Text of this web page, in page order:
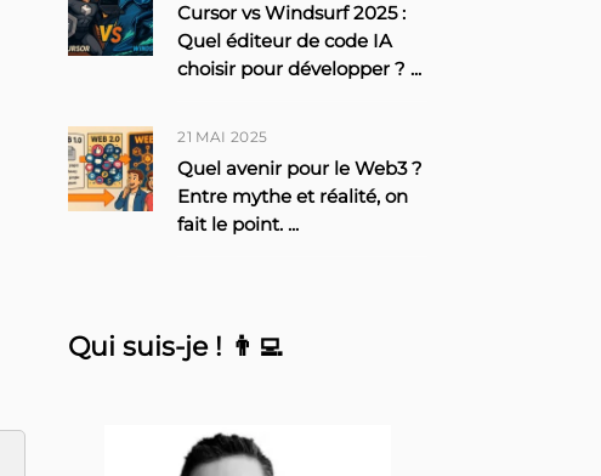
Cursor vs Windsurf 2025 :
Quel éditeur de code IA
choisir pour développer ? ...
21 MAI 2025
Quel avenir pour le Web3 ?
Entre mythe et réalité, on
fait le point. ...
Qui suis-je ! 👨‍💻